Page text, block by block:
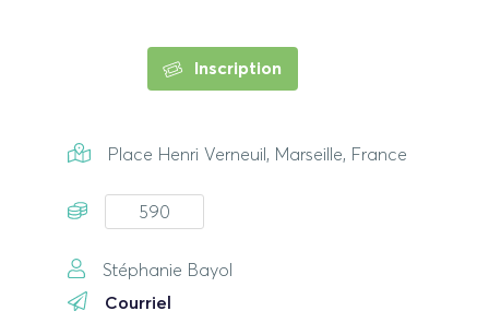
Inscription
Place Henri Verneuil, Marseille, France
590
Stéphanie Bayol
Courriel